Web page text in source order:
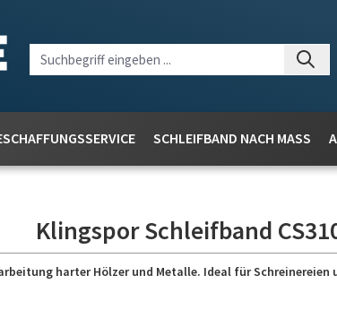
SCHLEIFBAND NACH MASS
Klingspor Schleifband
harter Hölzer und Metalle. Ideal für